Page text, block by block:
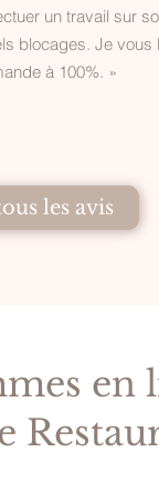
un travail sur
blocages. Je vous
à 100%. »
les avis
en